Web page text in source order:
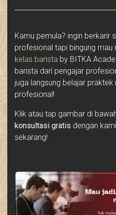
Kamu pemula? ingin berkarir
profesional tapi bingung mau
kelas barista by BITKA
barista dari pengajar
juga langsung belajar
profesional!
Klik atau tap gambar di
konsultasi gratis dengan
sekarang!